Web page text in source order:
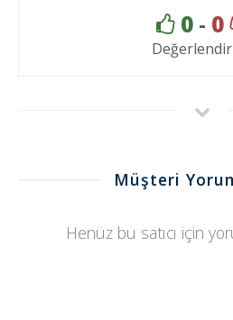
0 - 0
Müşteri
Henüz bu satıcı için